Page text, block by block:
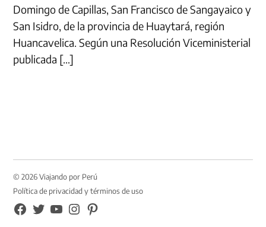
Domingo de Capillas, San Francisco de Sangayaico y
San Isidro, de la provincia de Huaytará, región
Huancavelica. Según una Resolución Viceministerial
publicada […]
© 2026 Viajando por Perú
Política de privacidad y términos de uso
FB
TW YouTubeInstagramPinterest